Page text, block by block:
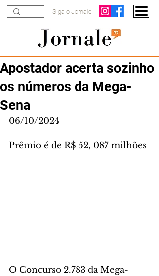
Siga o Jornale
Apostador acerta sozinho
os números da Mega-
Sena
06/10/2024
Prêmio é de R$ 52, 087 milhões
O Concurso 2.783 da Mega-